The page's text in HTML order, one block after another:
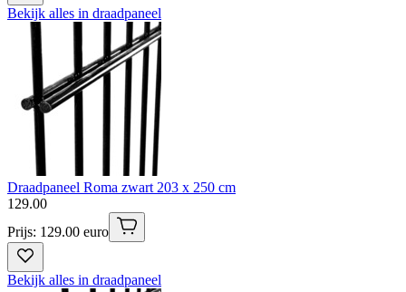
Bekijk alles in draadpaneel
Draadpaneel Roma zwart 203 x 250 cm
129.00
Prijs: 129.00 euro
Bekijk alles in draadpaneel